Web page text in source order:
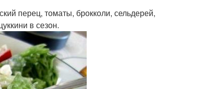
перец, томаты, брокколи, сельдерей,
в сезон.